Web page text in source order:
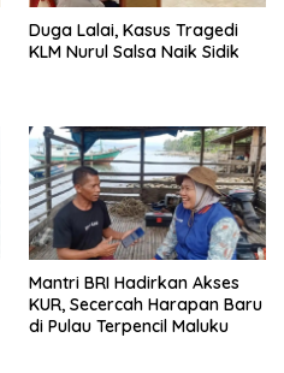
Duga Lalai, Kasus Tragedi
KLM Nurul Salsa Naik Sidik
Mantri BRI Hadirkan Akses
KUR, Secercah Harapan Baru
di Pulau Terpencil Maluku